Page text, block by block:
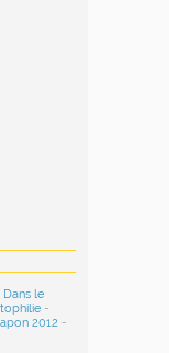
Dans le
-
2012 -